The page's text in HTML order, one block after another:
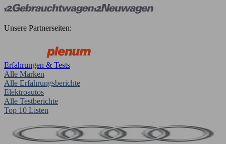
Unsere Partnerseiten:
Erfahrungen & Tests
Alle Marken
Alle Erfahrungsberichte
Elektroautos
Alle Testberichte
Top 10 Listen